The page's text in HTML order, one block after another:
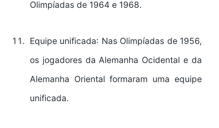
Olimpíadas de 1964 e 1968.
Equipe unificada: Nas Olimpíadas de 1956,
os jogadores da Alemanha Ocidental e da
Alemanha Oriental formaram uma equipe
unificada.